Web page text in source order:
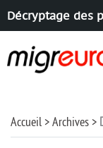
Décryptage des
Accueil Archives